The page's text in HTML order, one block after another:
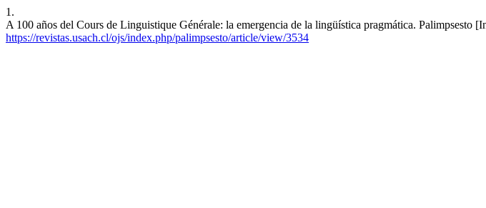
1.
A 100 años del Cours de Linguistique Générale: la emergencia de la lingüística pragmática.
https://revistas.usach.cl/ojs/index.php/palimpsesto/article/view/3534